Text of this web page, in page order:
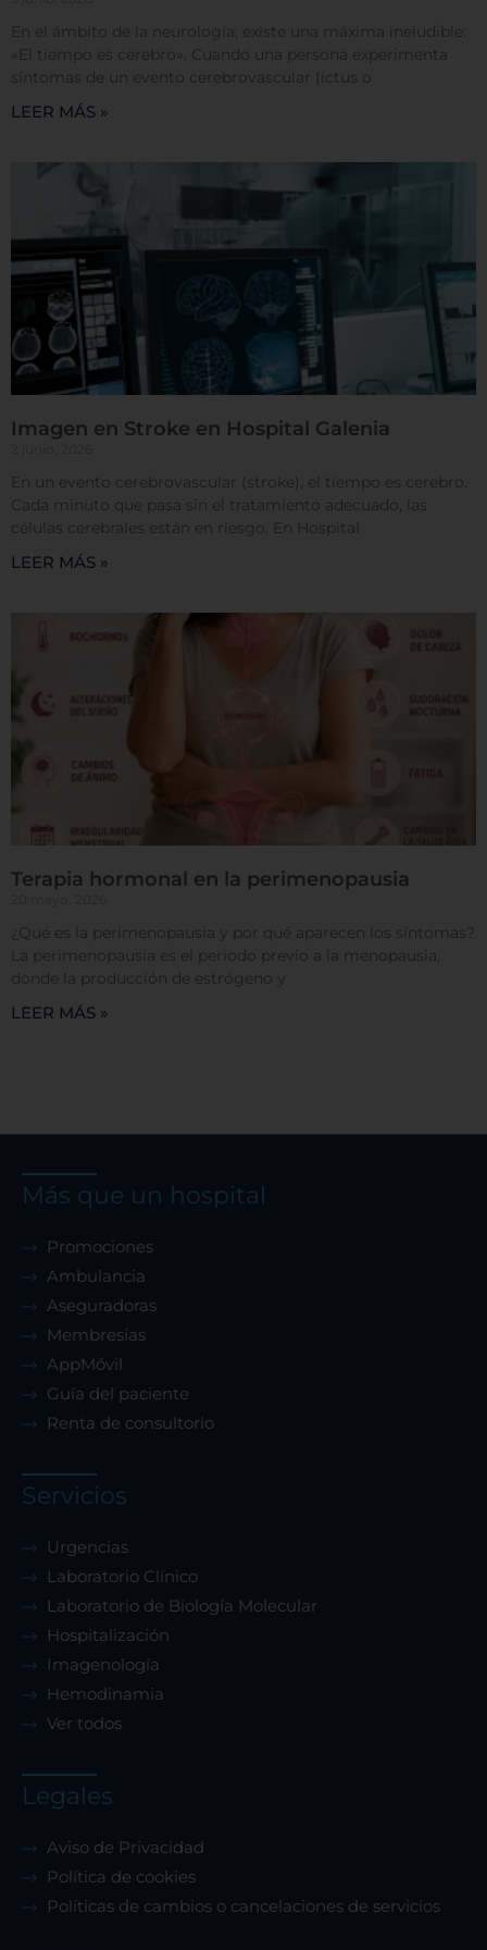
En el ámbito de la neurología, existe una máxima ineludible:
«El tiempo es cerebro». Cuando una persona experimenta
síntomas de un evento cerebrovascular (ictus o
LEER MÁS »
Imagen en Stroke en Hospital Galenia
En un evento cerebrovascular (stroke), el tiempo es cerebro.
Cada minuto que pasa sin el tratamiento adecuado, las
células cerebrales están en riesgo. En Hospital
LEER MÁS »
Terapia hormonal en la perimenopausia
¿Qué es la perimenopausia y por qué aparecen los síntomas?
La perimenopausia es el periodo previo a la menopausia,
donde la producción de estrógeno y
LEER MÁS »
Más que un hospital
Promociones
Ambulancia
Aseguradoras
Membresías
AppMóvil
Guía del paciente
Renta de consultorio
Servicios
Urgencias
Laboratorio Clínico
Laboratorio de Biología Molecular
Hospitalización
Imagenología
Hemodinamia
Ver todos
Legales
Aviso de Privacidad
Política de cookies
Políticas de cambios o cancelaciones de servicios
Permitir todas
Cookies dirigidas
Cookies de funcionalidad
Cookies de rendimiento
Rechazar todas